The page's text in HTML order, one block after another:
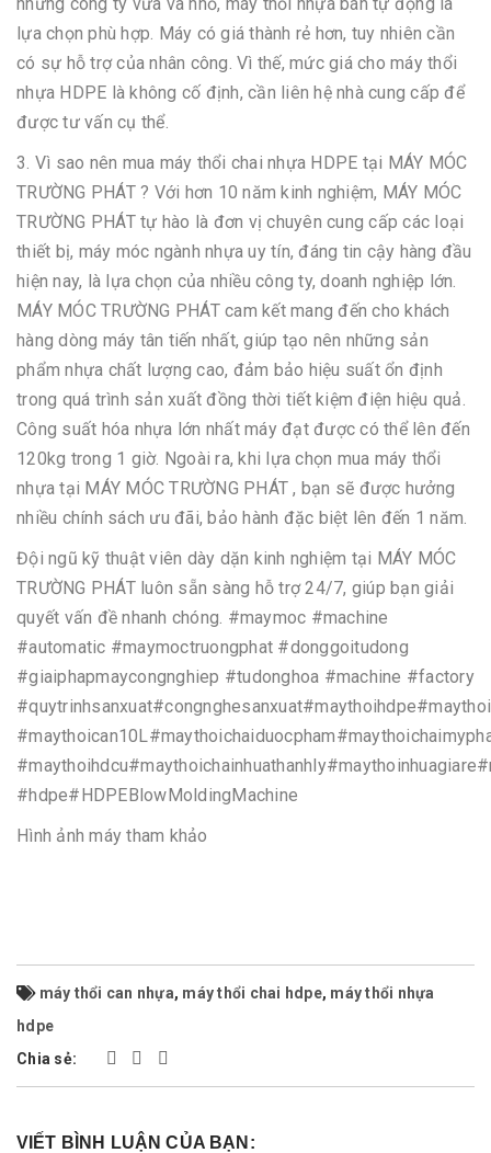
lựa chọn phù hợp. Máy có giá thành rẻ hơn, tuy nhiên cần
có sự hỗ trợ của nhân công. Vì thế, mức giá cho máy thổi
nhựa HDPE là không cố định, cần liên hệ nhà cung cấp để
được tư vấn cụ thể.
3. Vì sao nên mua máy thổi chai nhựa HDPE tại MÁY MÓC
TRƯỜNG PHÁT ? Với hơn 10 năm kinh nghiệm, MÁY MÓC
TRƯỜNG PHÁT tự hào là đơn vị chuyên cung cấp các loại
thiết bị, máy móc ngành nhựa uy tín, đáng tin cậy hàng đầu
hiện nay, là lựa chọn của nhiều công ty, doanh nghiệp lớn.
MÁY MÓC TRƯỜNG PHÁT cam kết mang đến cho khách
hàng dòng máy tân tiến nhất, giúp tạo nên những sản
phẩm nhựa chất lượng cao, đảm bảo hiệu suất ổn định
trong quá trình sản xuất đồng thời tiết kiệm điện hiệu quả.
Công suất hóa nhựa lớn nhất máy đạt được có thể lên đến
120kg trong 1 giờ. Ngoài ra, khi lựa chọn mua máy thổi
nhựa tại MÁY MÓC TRƯỜNG PHÁT , bạn sẽ được hưởng
nhiều chính sách ưu đãi, bảo hành đặc biệt lên đến 1 năm.
Đội ngũ kỹ thuật viên dày dặn kinh nghiệm tại MÁY MÓC
TRƯỜNG PHÁT luôn sẵn sàng hỗ trợ 24/7, giúp bạn giải
quyết vấn đề nhanh chóng. #maymoc #machine
#automatic #maymoctruongphat #donggoitudong
#giaiphapmaycongnghiep #tudonghoa #machine #factory
#hdpe#HDPEBlowMoldingMachine
Hình ảnh máy tham khảo
máy thổi can nhựa, máy thổi chai hdpe, máy thổi nhựa
hdpe
Chia sẻ:
VIẾT BÌNH LUẬN CỦA BẠN: